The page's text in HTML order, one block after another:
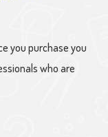
you purchase you
who are